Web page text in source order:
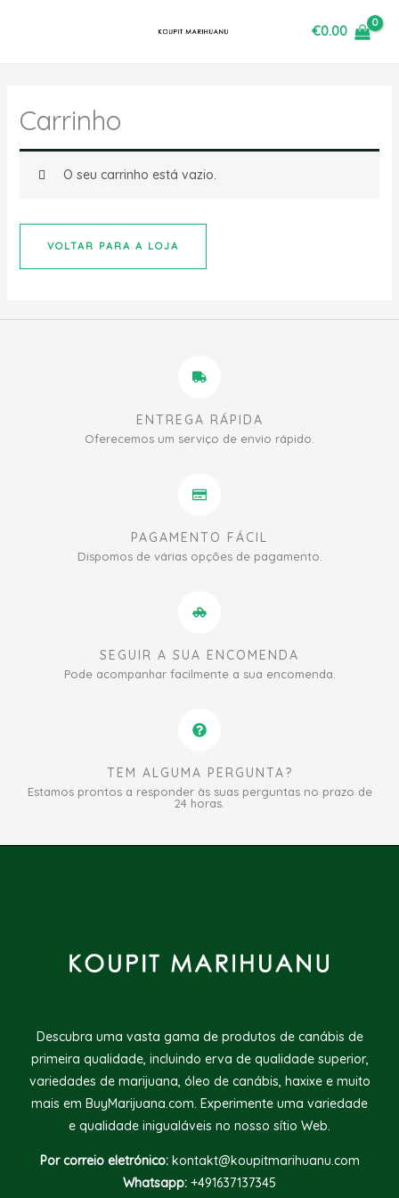
€0.00
Carrinho
O seu carrinho está vazio.
VOLTAR PARA A LOJA
ENTREGA RÁPIDA
Oferecemos um serviço de envio rápido.
PAGAMENTO FÁCIL
Dispomos de várias opções de pagamento.
SEGUIR A SUA ENCOMENDA
Pode acompanhar facilmente a sua encomenda.
TEM ALGUMA PERGUNTA?
Estamos prontos a responder às suas perguntas no prazo de
24 horas.
Descubra uma vasta gama de produtos de canábis de
primeira qualidade, incluindo erva de qualidade superior,
variedades de marijuana, óleo de canábis, haxixe e muito
mais em BuyMarijuana.com. Experimente uma variedade
e qualidade inigualáveis no nosso sítio Web.
Por correio eletrónico: kontakt@koupitmarihuanu.com
Whatsapp: +491637137345